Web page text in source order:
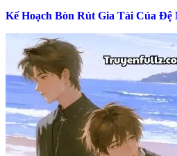
Kế Hoạch Bòn Rút Gia Tài Của